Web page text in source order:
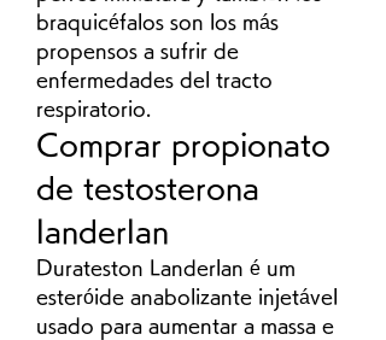
braquicéfalos son los más
propensos a sufrir de
enfermedades del tracto
respiratorio.
Comprar propionato
de testosterona
landerlan
Durateston Landerlan é um
esteróide anabolizante injetável
usado para aumentar a massa e